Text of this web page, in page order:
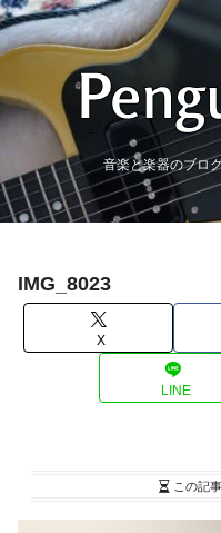
音楽と楽器のブロ
IMG_8023
X
LINE
この記